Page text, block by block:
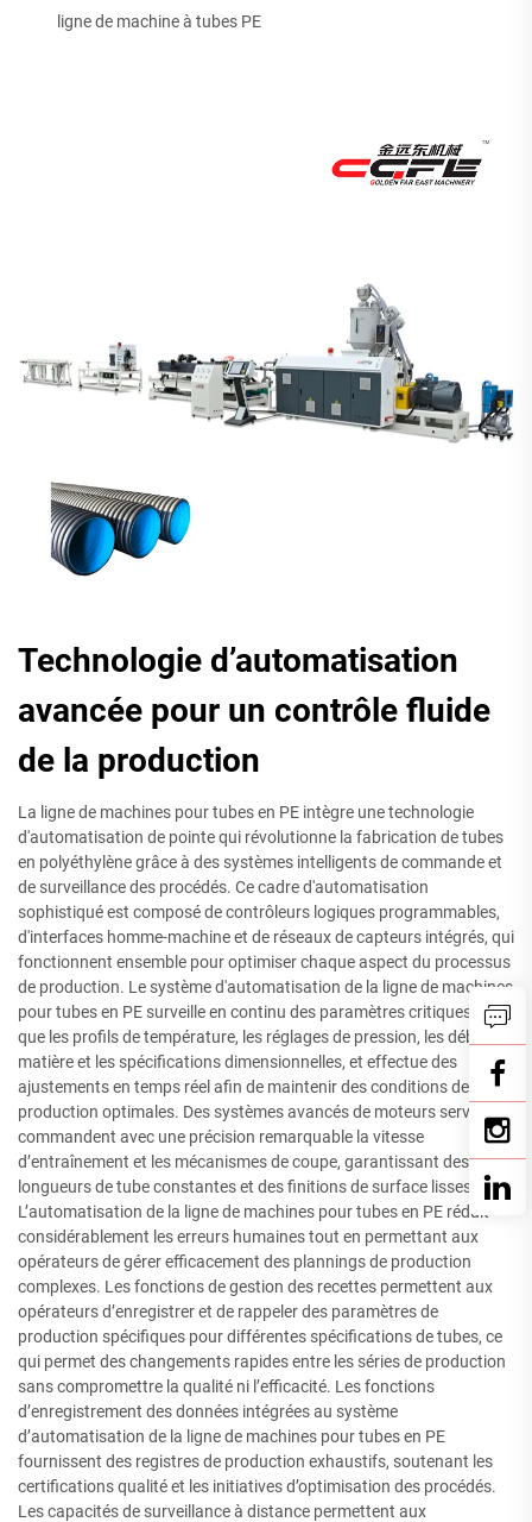
ligne de machine à tubes PE
Technologie d’automatisation
avancée pour un contrôle fluide
de la production
La ligne de machines pour tubes en PE intègre une technologie
d'automatisation de pointe qui révolutionne la fabrication de tubes
en polyéthylène grâce à des systèmes intelligents de commande et
de surveillance des procédés. Ce cadre d'automatisation
sophistiqué est composé de contrôleurs logiques programmables,
d'interfaces homme-machine et de réseaux de capteurs intégrés, qui
fonctionnent ensemble pour optimiser chaque aspect du processus
de production. Le système d'automatisation de la ligne de machines
pour tubes en PE surveille en continu des paramètres critiques tels
que les profils de température, les réglages de pression, les débits de
matière et les spécifications dimensionnelles, et effectue des
ajustements en temps réel afin de maintenir des conditions de
production optimales. Des systèmes avancés de moteurs servo
commandent avec une précision remarquable la vitesse
d’entraînement et les mécanismes de coupe, garantissant des
longueurs de tube constantes et des finitions de surface lisses.
L’automatisation de la ligne de machines pour tubes en PE réduit
considérablement les erreurs humaines tout en permettant aux
opérateurs de gérer efficacement des plannings de production
complexes. Les fonctions de gestion des recettes permettent aux
opérateurs d’enregistrer et de rappeler des paramètres de
production spécifiques pour différentes spécifications de tubes, ce
qui permet des changements rapides entre les séries de production
sans compromettre la qualité ni l’efficacité. Les fonctions
d’enregistrement des données intégrées au système
d’automatisation de la ligne de machines pour tubes en PE
fournissent des registres de production exhaustifs, soutenant les
certifications qualité et les initiatives d’optimisation des procédés.
Les capacités de surveillance à distance permettent aux